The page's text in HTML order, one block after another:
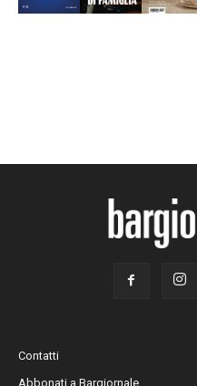
Contatti
Abbonati a Bargiornale